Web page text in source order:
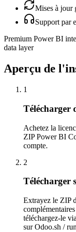
Mises à jour
Support par
Premium Power BI
data layer
Aperçu de
1
Télécharger
Achetez la
ZIP Power BI
compte.
2
Télécharger
Extrayez le ZIP
téléchargez-le
sur Odoo.sh /